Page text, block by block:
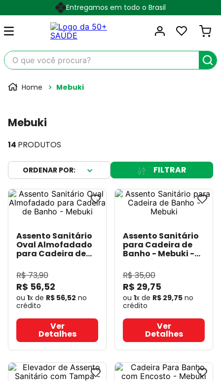
Entregamos em todo o Brasil
O que você procura?
Mebuki
Mebuki
14 PRODUTOS
FILTRAR
Assento Sanitário
Oval Almofadado
para Cadeira de
Banho - Mebuki
Mebuki
R$73,90
R$ 56,52
ou 1x de R$ 56,52 no
crédito
Ver
Detalhes
Assento Sanitário
para Cadeira de
Banho - Mebuki -
Mebuki
R$35,00
R$ 29,75
ou 1x de R$ 29,75 no
crédito
Ver
Detalhes